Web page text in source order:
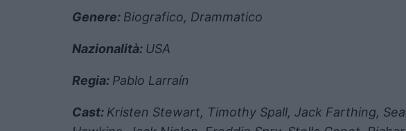
Genere: Biografico, Drammatico
Nazionalità: USA
Regia: Pablo Larraín
Cast: Kristen Stewart, Timothy Spall, Jack Farthing,